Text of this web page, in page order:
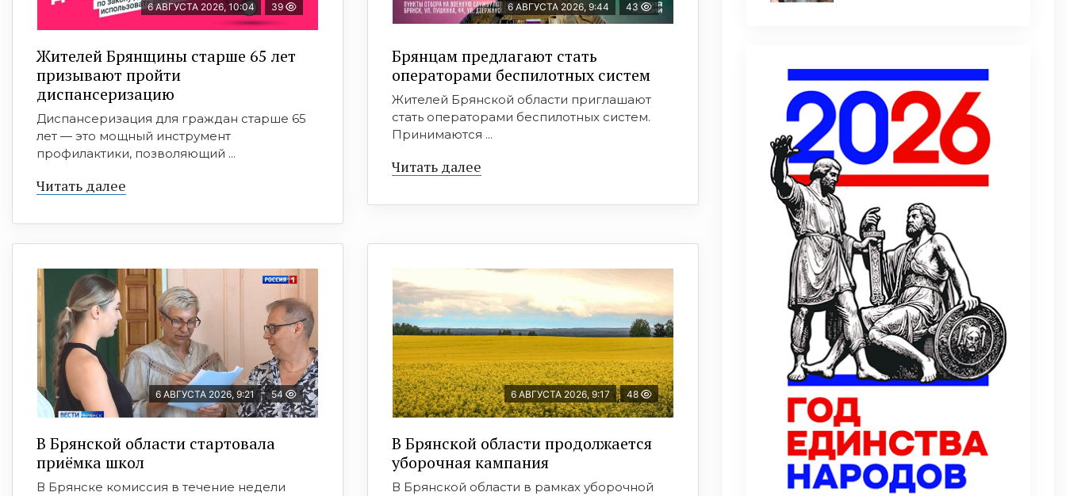
6 АВГУСТА 2026, 10:04 39
Жителей Брянщины старше 65 лет
призывают пройти
диспансеризацию
Диспансеризация для граждан старше 65
лет — это мощный инструмент
профилактики, позволяющий ...
Читать далее
6 АВГУСТА 2026, 9:44 43
Брянцам предлагают cтать
оперaтoрами бeспилотных систeм
Жителей Брянской области приглашают
стать операторами беспилотных систем.
Принимаются ...
Читать далее
6 АВГУСТА 2026, 9:21 54
В Брянской области стартовала
приёмка школ
В Брянске комиссия в течение недели
6 АВГУСТА 2026, 9:17 48
В Брянской области продолжается
уборочная кампания
В Брянской области в рамках уборочной